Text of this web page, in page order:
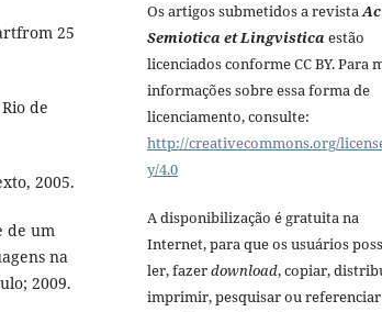
25
de
2005.
de um
na
2009.
Os artigos submetidos a revista
Semiotica et Lingvistica estão
licenciados conforme CC BY. Para
informações sobre essa forma de
licenciamento, consulte:
http://creativecommons.org/
y/4.0
A disponibilização é gratuita na
Internet, para que os usuários
ler, fazerdownload, copiar,
imprimir, pesquisar ou